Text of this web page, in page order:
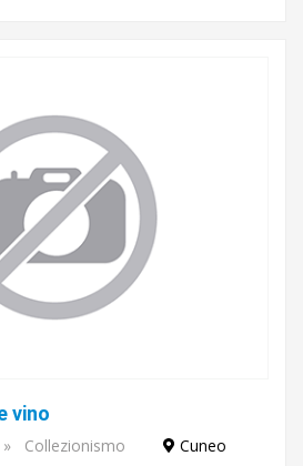
vino
» Collezionismo
Cuneo